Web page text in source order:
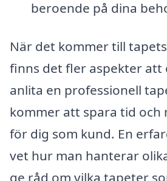
beroende på dina
När det kommer till
finns det fler aspekter att
anlita en professionell
kommer att spara tid och
för dig som kund. En
vet hur man hanterar
ge råd om vilka tapeter